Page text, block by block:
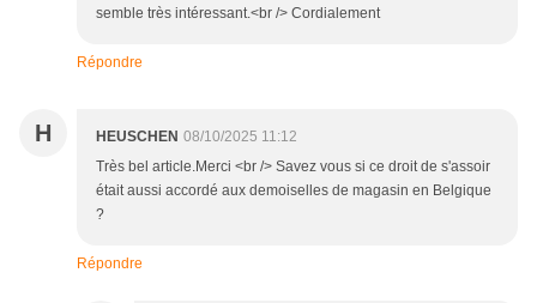
semble très intéressant.<br /> Cordialement
Répondre
H HEUSCHEN 08/10/2025 11:12
Très bel article.Merci <br /> Savez vous si ce droit de s'assoir
était aussi accordé aux demoiselles de magasin en Belgique
?
Répondre